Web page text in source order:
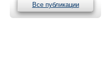
Все публикации